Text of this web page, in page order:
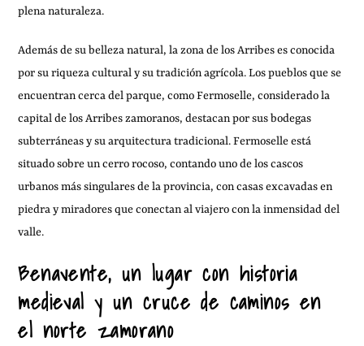
plena naturaleza.
Además de su belleza natural, la zona de los Arribes es conocida
por su riqueza cultural y su tradición agrícola. Los pueblos que se
encuentran cerca del parque, como Fermoselle, considerado la
capital de los Arribes zamoranos, destacan por sus bodegas
subterráneas y su arquitectura tradicional. Fermoselle está
situado sobre un cerro rocoso, contando uno de los cascos
urbanos más singulares de la provincia, con casas excavadas en
piedra y miradores que conectan al viajero con la inmensidad del
valle.
Benavente, un lugar con historia
medieval y un cruce de caminos en
el norte zamorano